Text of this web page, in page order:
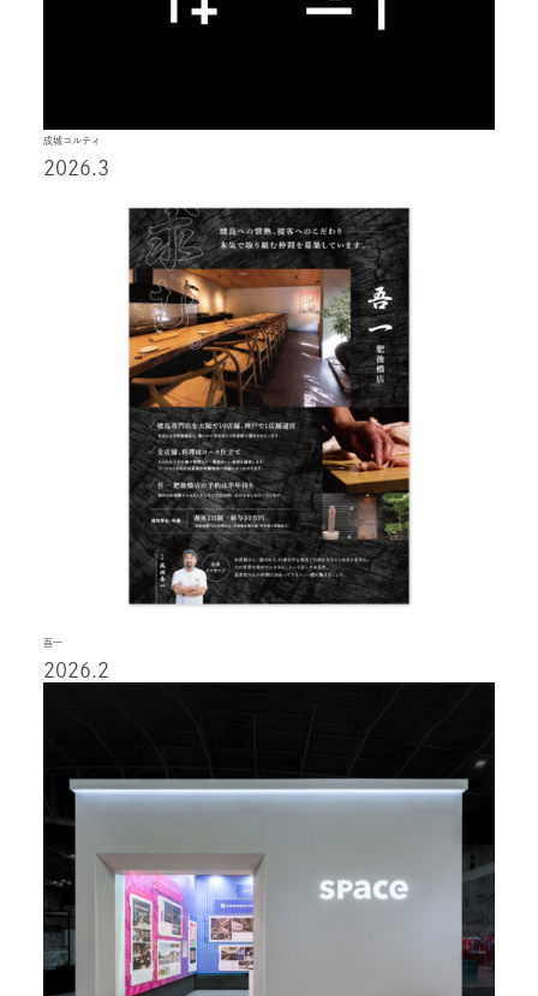
成城コルティ
2026.3
吾一
2026.2